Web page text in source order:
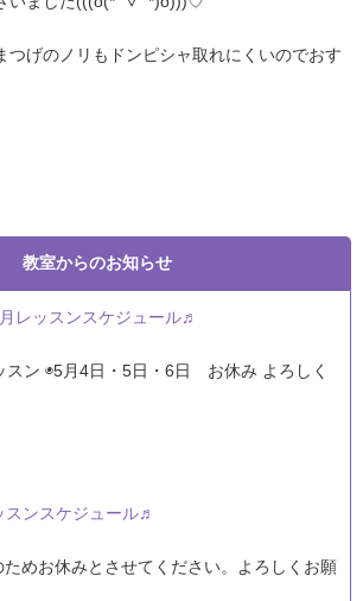
つげのノリもドンピシャ取れにくいのでおす
教室からのお知らせ
レッスンスケジュール♬
ン ◉5月4日・5日・6日 お休み よろしく
スンスケジュール♬
めお休みとさせてください。よろしくお願